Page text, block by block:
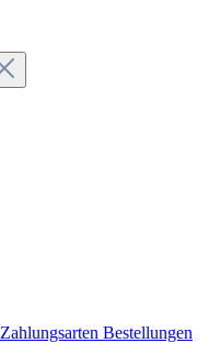
Zahlungsarten Bestellungen